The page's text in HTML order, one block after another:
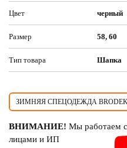
Цвет черный
Размер 58, 60
Тип товара Шапка
ЗИМНЯЯ СПЕЦОДЕЖДА
ВНИМАНИЕ! Мы работаем
лицами и ИП